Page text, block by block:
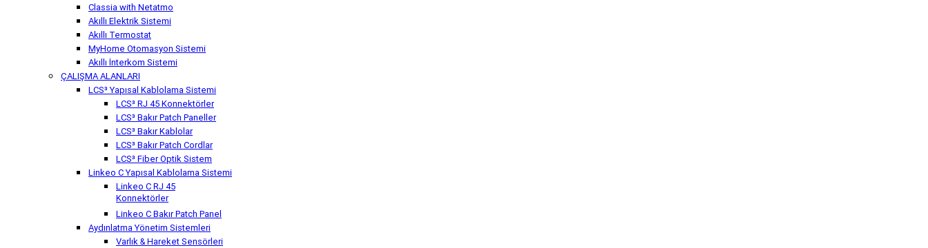
Classia with Netatmo
Akıllı Elektrik Sistemi
Akıllı Termostat
MyHome Otomasyon Sistemi
Akıllı İnterkom Sistemi
ÇALIŞMA ALANLARI
LCS³ Yapısal Kablolama Sistemi
LCS³ RJ 45 Konnektörler
LCS³ Bakır Patch Paneller
LCS³ Bakır Kablolar
LCS³ Bakır Patch Cordlar
LCS³ Fiber Optik Sistem
Linkeo C Yapısal Kablolama Sistemi
Linkeo C RJ 45
Konnektörler
Linkeo C Bakır Patch Panel
Aydınlatma Yönetim Sistemleri
Varlık & Hareket Sensörleri